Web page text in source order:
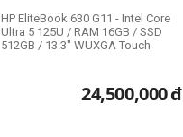
HP EliteBook 630 G11 - Intel Core
Ultra 5 125U / RAM 16GB / SSD
512GB / 13.3" WUXGA Touch
24,500,000đ